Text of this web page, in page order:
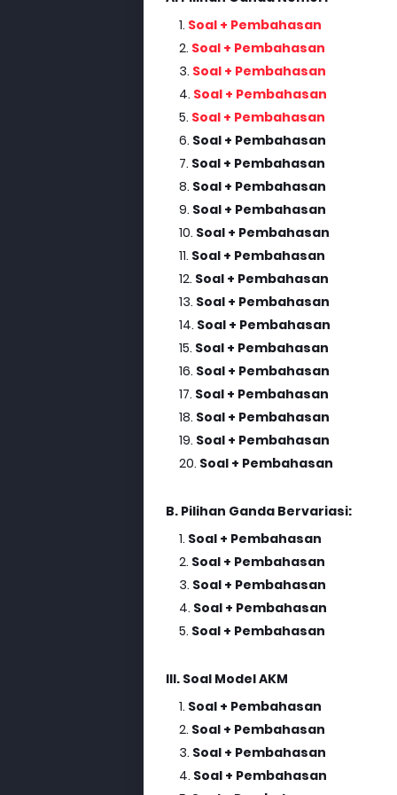
Soal + Pembahasan
Soal + Pembahasan
Soal + Pembahasan
Soal + Pembahasan
Soal + Pembahasan
Soal + Pembahasan
Soal + Pembahasan
Soal + Pembahasan
Soal + Pembahasan
Soal + Pembahasan
Soal + Pembahasan
Soal + Pembahasan
Soal + Pembahasan
Soal + Pembahasan
Soal + Pembahasan
Soal + Pembahasan
Soal + Pembahasan
Soal + Pembahasan
Soal + Pembahasan
Soal + Pembahasan
B. Pilihan Ganda Bervariasi:
Soal + Pembahasan
Soal + Pembahasan
Soal + Pembahasan
Soal + Pembahasan
Soal + Pembahasan
III. Soal Model AKM
Soal + Pembahasan
Soal + Pembahasan
Soal + Pembahasan
Soal + Pembahasan